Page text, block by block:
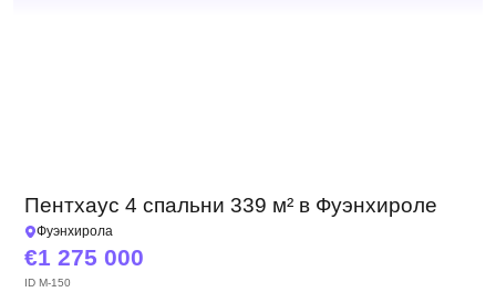
Пентхаус 4 спальни 339 м² в Фуэнхироле
Фуэнхирола
1 275 000
ID M-150